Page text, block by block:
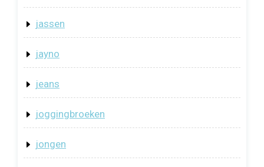
jassen
jayno
jeans
joggingbroeken
jongen